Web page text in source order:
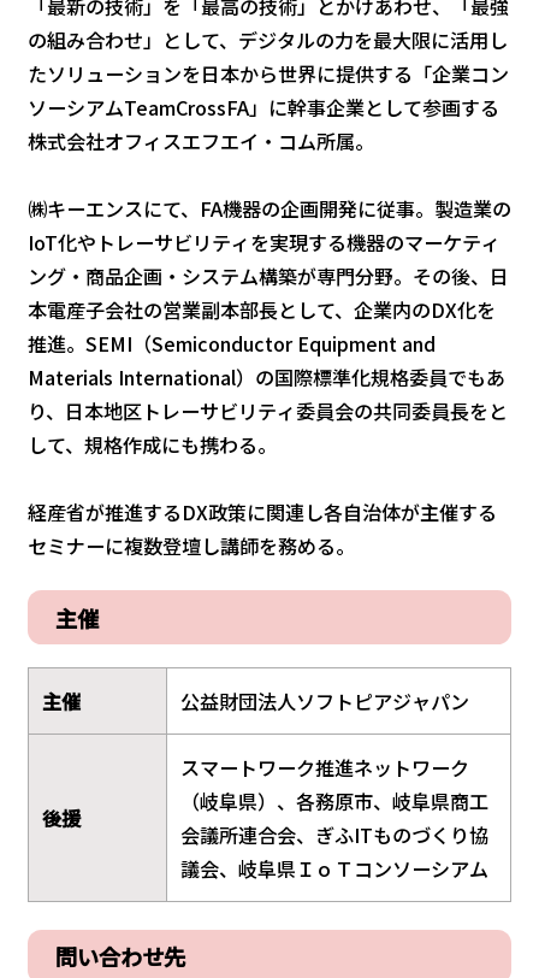
の組み合わせ」として、デジタルの力を最大限に活用し
たソリューションを日本から世界に提供する「企業コン
ソーシアムTeamCrossFA」に幹事企業として参画する
株式会社オフィスエフエイ・コム所属。
㈱キーエンスにて、FA機器の企画開発に従事。製造業の
IoT化やトレーサビリティを実現する機器のマーケティ
ング・商品企画・システム構築が専⾨分野。その後、日
本電産子会社の営業副本部長として、企業内のDX化を
推進。SEMI（Semiconductor Equipment and
Materials International）の国際標準化規格委員でもあ
り、⽇本地区トレーサビリティ委員会の共同委員⻑をと
して、規格作成にも携わる。
経産省が推進するDX政策に関連し各⾃治体が主催する
セミナーに複数登壇し講師を務める。
主催
主催 公益財団法人ソフトピアジャパン
後援
スマートワーク推進ネットワーク
（岐阜県）、各務原市、岐阜県商工
会議所連合会、ぎふITものづくり協
議会、岐阜県ＩｏＴコンソーシアム
問い合わせ先